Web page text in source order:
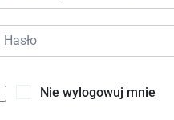
Nie wylogowuj mnie